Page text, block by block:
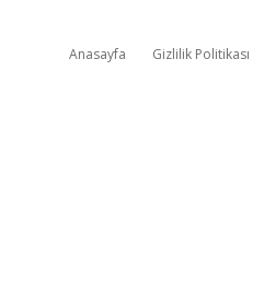
Anasayfa Gizlilik Politikası